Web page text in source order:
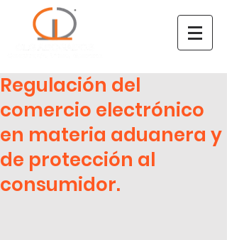
Regulación del
comercio electrónico
en materia aduanera y
de protección al
consumidor.